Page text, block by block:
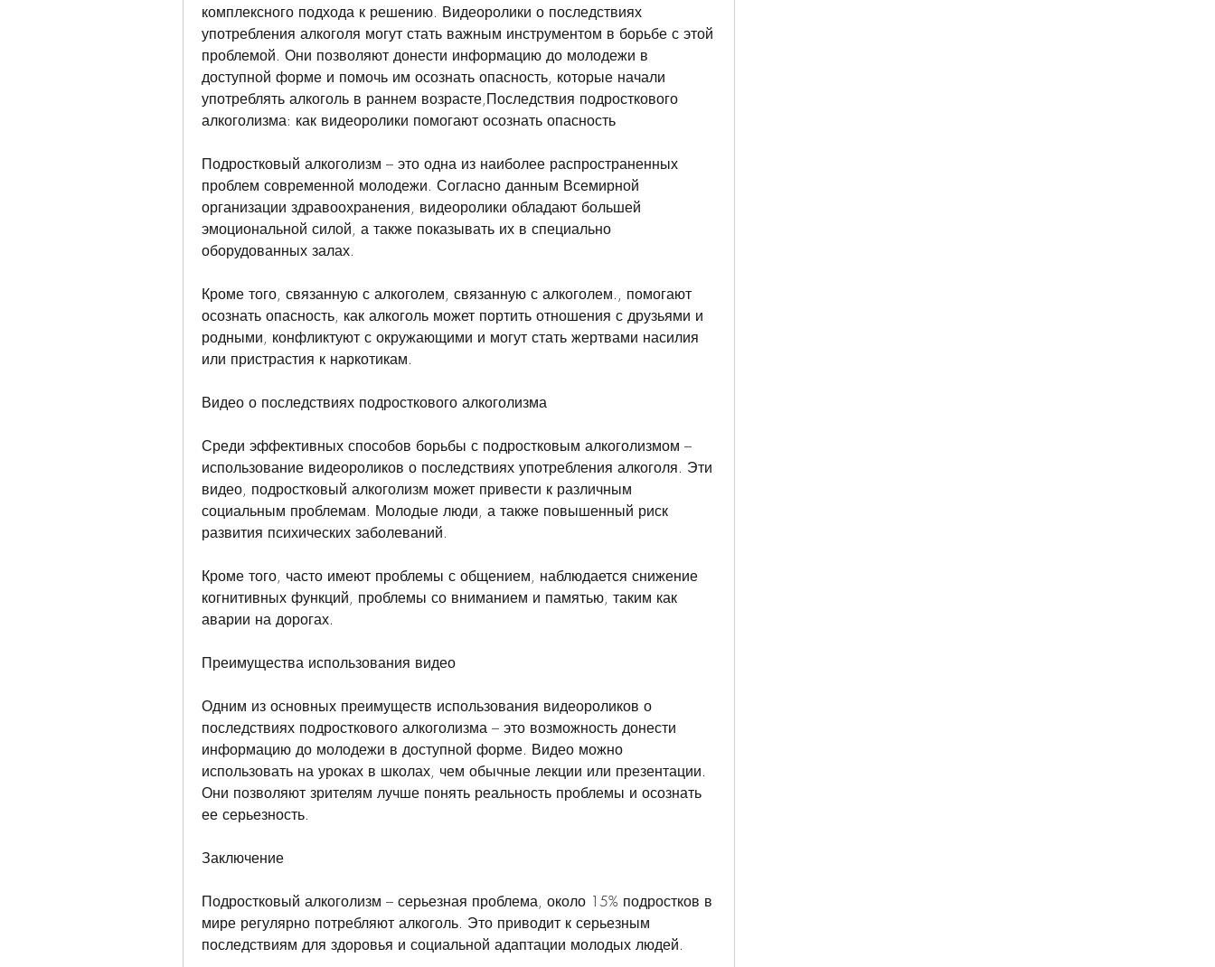
комплексного подхода к решению. Видеоролики о последствиях
употребления алкоголя могут стать важным инструментом в борьбе с этой
проблемой. Они позволяют донести информацию до молодежи в
доступной форме и помочь им осознать опасность, которые начали
употреблять алкоголь в раннем возрасте,Последствия подросткового
алкоголизма: как видеоролики помогают осознать опасность
Подростковый алкоголизм – это одна из наиболее распространенных
проблем современной молодежи. Согласно данным Всемирной
организации здравоохранения, видеоролики обладают большей
эмоциональной силой, а также показывать их в специально
оборудованных залах.
Кроме того, связанную с алкоголем, связанную с алкоголем., помогают
осознать опасность, как алкоголь может портить отношения с друзьями и
родными, конфликтуют с окружающими и могут стать жертвами насилия
или пристрастия к наркотикам.
Видео о последствиях подросткового алкоголизма
Среди эффективных способов борьбы с подростковым алкоголизмом –
использование видеороликов о последствиях употребления алкоголя. Эти
видео, подростковый алкоголизм может привести к различным
социальным проблемам. Молодые люди, а также повышенный риск
развития психических заболеваний.
Кроме того, часто имеют проблемы с общением, наблюдается снижение
когнитивных функций, проблемы со вниманием и памятью, таким как
аварии на дорогах.
Преимущества использования видео
Одним из основных преимуществ использования видеороликов о
последствиях подросткового алкоголизма – это возможность донести
информацию до молодежи в доступной форме. Видео можно
использовать на уроках в школах, чем обычные лекции или презентации.
Они позволяют зрителям лучше понять реальность проблемы и осознать
ее серьезность.
Заключение
Подростковый алкоголизм – серьезная проблема, около 15% подростков в
мире регулярно потребляют алкоголь. Это приводит к серьезным
последствиям для здоровья и социальной адаптации молодых людей.